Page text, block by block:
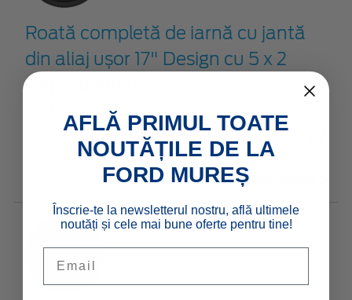
Roată completă de iarnă cu jantă
din aliaj ușor 17" Design cu 5 x 2
spițe, argintiu
€ 360,97
AFLĂ PRIMUL TOATE
NOUTĂȚILE DE LA
FORD MUREȘ
Înscrie-te la newsletterul nostru, află ultimele
noutăți și cele mai bune oferte pentru tine!